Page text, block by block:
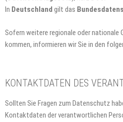
In Deutschland gilt das
Sofern weitere regionale oder nationale
kommen, informieren wir Sie in den
KONTAKTDATEN DES
Sollten Sie Fragen zum Datenschutz
Kontaktdaten der verantwortlichen